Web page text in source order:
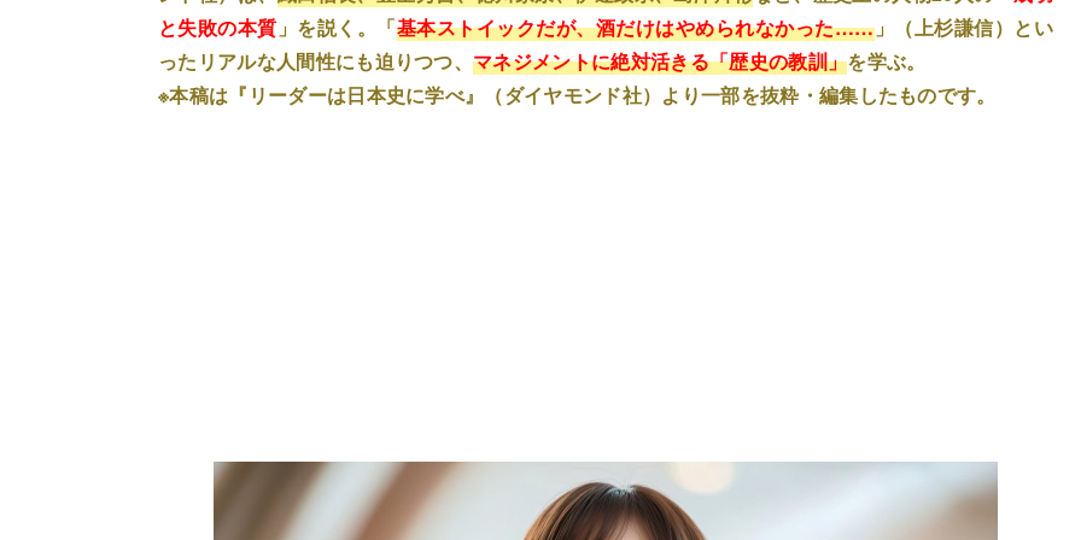
と失敗の本質 」を説く。「基本ストイックだが、酒だけはやめられなかった……」（上杉謙信）とい
った リアルな人間性にも迫りつつ、マネジメントに絶対活きる「歴史の教訓」を学ぶ。
※本稿は『リーダーは日本史に学べ』（ダイヤモンド社）より一部を抜粋・編集したものです。